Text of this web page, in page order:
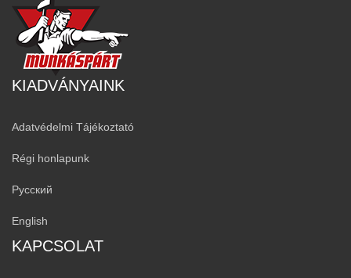
KIADVÁNYAINK
Adatvédelmi Tájékoztató
Régi honlapunk
Русский
English
KAPCSOLAT